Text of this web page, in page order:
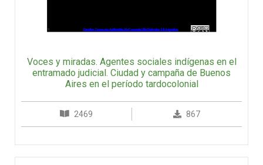
Voces y miradas. Agentes sociales indígenas en el
entramado judicial. Ciudad y campaña de Buenos
Aires en el período tardocolonial
2469 867